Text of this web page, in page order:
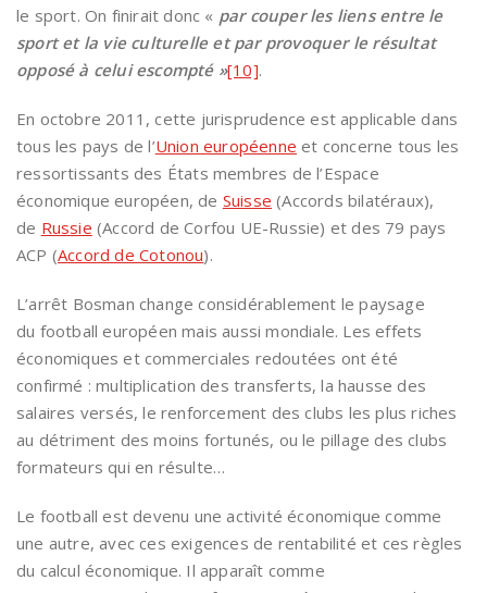
le sport. On finirait donc « par couper les liens entre le
sport et la vie culturelle et par provoquer le résultat
opposé à celui escompté »[10].
En octobre 2011, cette jurisprudence est applicable dans
tous les pays de l’Union européenne et concerne tous les
ressortissants des États membres de l’Espace
économique européen, de Suisse (Accords bilatéraux),
de Russie (Accord de Corfou UE-Russie) et des 79 pays
ACP (Accord de Cotonou).
L’arrêt Bosman change considérablement le paysage
du football européen mais aussi mondiale. Les effets
économiques et commerciales redoutées ont été
confirmé : multiplication des transferts, la hausse des
salaires versés, le renforcement des clubs les plus riches
au détriment des moins fortunés, ou le pillage des clubs
formateurs qui en résulte…
Le football est devenu une activité économique comme
une autre, avec ces exigences de rentabilité et ces règles
du calcul économique. Il apparaît comme